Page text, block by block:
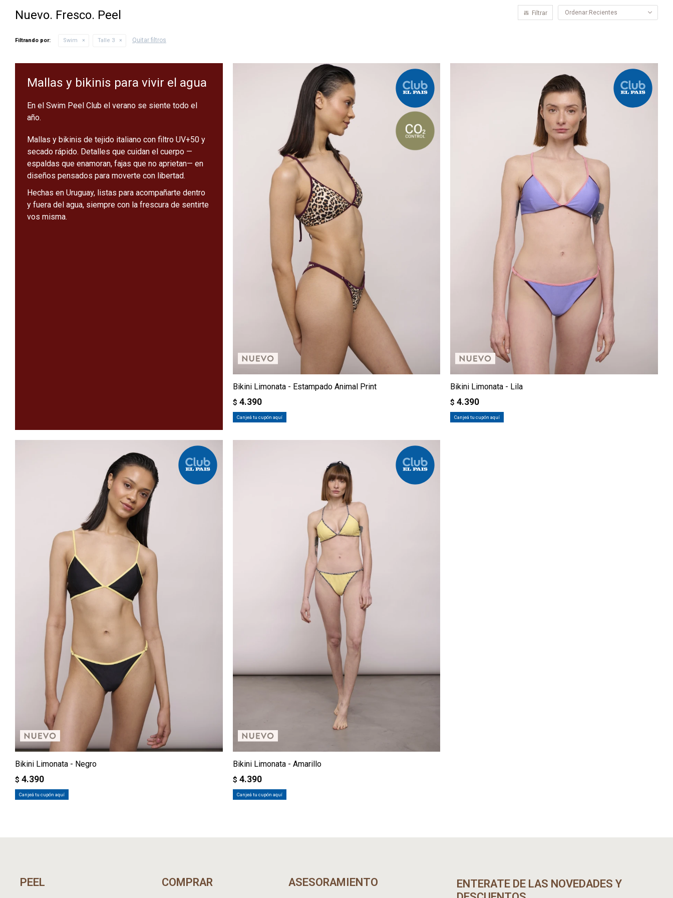
Nuevo. Fresco. Peel Recientes
Filtrando por: Swim Talle 3 Quitar filtros
Mallas y bikinis para vivir el agua
En el Swim Peel Club el verano se siente todo el
año.
Mallas y bikinis de tejido italiano con filtro UV+50 y
secado rápido. Detalles que cuidan el cuerpo —
espaldas que enamoran, fajas que no aprietan— en
diseños pensados para moverte con libertad.
Hechas en Uruguay, listas para acompañarte dentro
y fuera del agua, siempre con la frescura de sentirte
vos misma.
Bikini Limonata - Estampado Animal Print
$ 4.390
Canjeá tu cupón aquí
Bikini Limonata - Lila
$ 4.390
Canjeá tu cupón aquí
Bikini Limonata - Negro
$ 4.390
Canjeá tu cupón aquí
Bikini Limonata - Amarillo
$ 4.390
Canjeá tu cupón aquí
PEEL COMPRAR ASESORAMIENTO
ENTERATE DE LAS NOVEDADES Y